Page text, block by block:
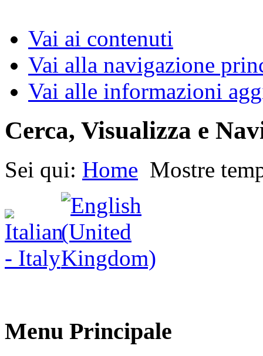
Vai ai contenuti
Vai alla navigazione
Vai alle informazioni
Cerca, Visualizza e
Sei qui: Home Mostre
Menu Principale